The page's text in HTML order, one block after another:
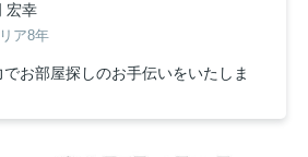
宏幸
ア8年
お部屋探しのお手伝いをいたしま